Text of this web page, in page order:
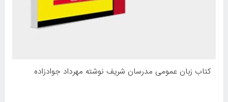
کتاب زبان عمومی مدرسان شریف نوشته مهرداد جوادزاده